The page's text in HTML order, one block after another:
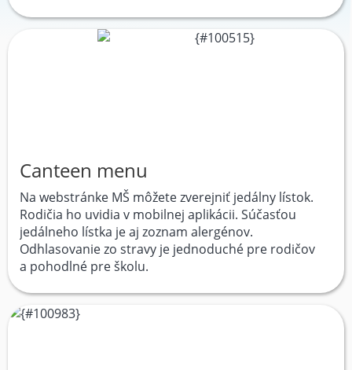
Canteen menu
Na webstránke MŠ môžete zverejniť jedálny lístok.
Rodičia ho uvidia v mobilnej aplikácii. Súčasťou
jedálneho lístka je aj zoznam alergénov.
Odhlasovanie zo stravy je jednoduché pre rodičov
a pohodlné pre školu.